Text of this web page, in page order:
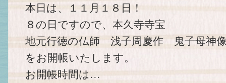
本日は、１１月１８日！
８の日ですので、本久寺寺宝
地元行徳の仏師 浅子周慶作 鬼子母神
をお開帳いたします。
お開帳時間は…